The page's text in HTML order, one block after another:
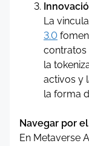
La
3.0
contratos
la
activos y
la forma
Navegar por
En Metaverse